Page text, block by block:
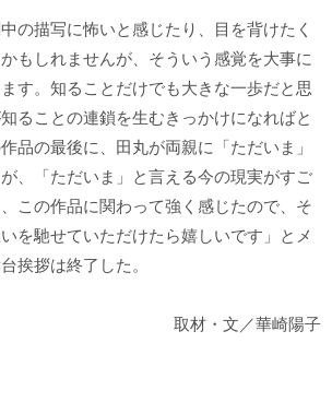
の描写に怖いと感じたり、目を背けたく
もしれませんが、そういう感覚を大事に
す。知ることだけでも大きな一歩だと思
ることの連鎖を生むきっかけになればと
品の最後に、田丸が両親に「ただいま」
、「ただいま」と言える今の現実がすご
この作品に関わって強く感じたので、そ
を馳せていただけたら嬉しいです」とメ
挨拶は終了した。
取材・文／華崎陽子